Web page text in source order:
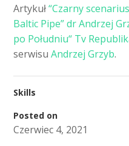
Artykuł“Czarny
Baltic Pipe” dr Andrzej
po Południu“ Tv
serwisuAndrzej Grzyb.
Skills
Posted on
Czerwiec 4, 2021